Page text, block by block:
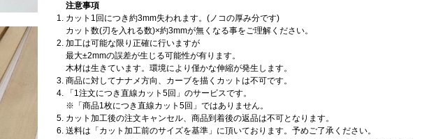
注意事項
カット1回につき約3mm失われます。(ノコの厚み分です)
カット数(刃を入れる数)×約3mmが無くなる事をご理解ください。
加工は可能な限り正確に行いますが
最大±2mmの誤差が生じる可能性が有ります。
木材は生きています。環境により僅かな伸縮が発生します。
商品に対してナナメ方向、カーブを描くカットは不可です。
「1注文につき直線カット5回」のサービスです。
※「商品1枚につき直線カット5回」ではありません。
カット加工後の注文キャンセル、商品到着後の返品は不可となります。
送料は「カット加工前のサイズを基準」に頂いております。予めご了承ください。